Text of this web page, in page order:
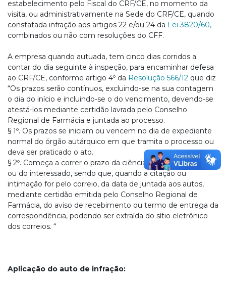
estabelecimento pelo Fiscal do CRF/CE, no momento da
visita, ou administrativamente na Sede do CRF/CE, quando
constatada infração aos artigos 22 e/ou 24 da Lei 3820/60,
combinados ou não com resoluções do CFF.
A empresa quando autuada, tem cinco dias corridos a
contar do dia seguinte à inspeção, para encaminhar defesa
ao CRF/CE, conforme artigo 4º da Resolução 566/12 que diz
“Os prazos serão contínuos, excluindo-se na sua contagem
o dia do início e incluindo-se o do vencimento, devendo-se
atestá-los mediante certidão lavrada pelo Conselho
Regional de Farmácia e juntada ao processo.
§ 1º. Os prazos se iniciam ou vencem no dia de expediente
normal do órgão autárquico em que tramita o processo ou
deva ser praticado o ato.
§ 2º. Começa a correr o prazo da ciência inequívoca da parte
ou do interessado, sendo que, quando a citação ou
intimação for pelo correio, da data de juntada aos autos,
mediante certidão emitida pelo Conselho Regional de
Farmácia, do aviso de recebimento ou termo de entrega da
correspondência, podendo ser extraída do sítio eletrônico
dos correios. “
Aplicação do auto de infração: